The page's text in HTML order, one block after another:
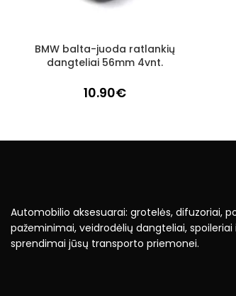
Į KREPŠELĮBMW balta-juoda ratlankių
dangteliai 56mm 4vnt.
10.90€
Į
Automobilio aksesuarai: grotelės, difuzoriai,
pažeminimai, veidrodėlių dangteliai, spoileriai
sprendimai jūsų transporto priemonei.